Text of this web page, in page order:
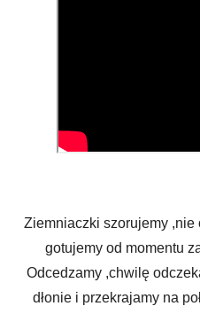
Ziemniaczki szorujemy
gotujemy od momentu
Odcedzamy ,chwilę
dłonie i przekrajamy na